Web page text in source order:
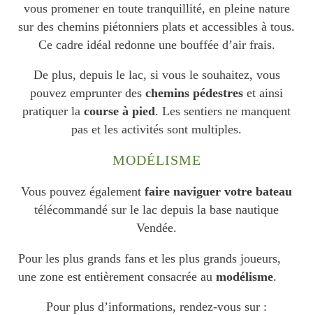
vous promener en toute tranquillité, en pleine nature
sur des chemins piétonniers plats et accessibles à tous.
Ce cadre idéal redonne une bouffée d’air frais.
De plus, depuis le lac, si vous le souhaitez, vous
pouvez emprunter des chemins pédestres et ainsi
pratiquer la course à pied. Les sentiers ne manquent
pas et les activités sont multiples.
MODÉLISME
Vous pouvez également faire naviguer votre bateau
télécommandé sur le lac depuis la base nautique
Vendée.
Pour les plus grands fans et les plus grands joueurs,
une zone est entièrement consacrée au modélisme.
Pour plus d’informations, rendez-vous sur :